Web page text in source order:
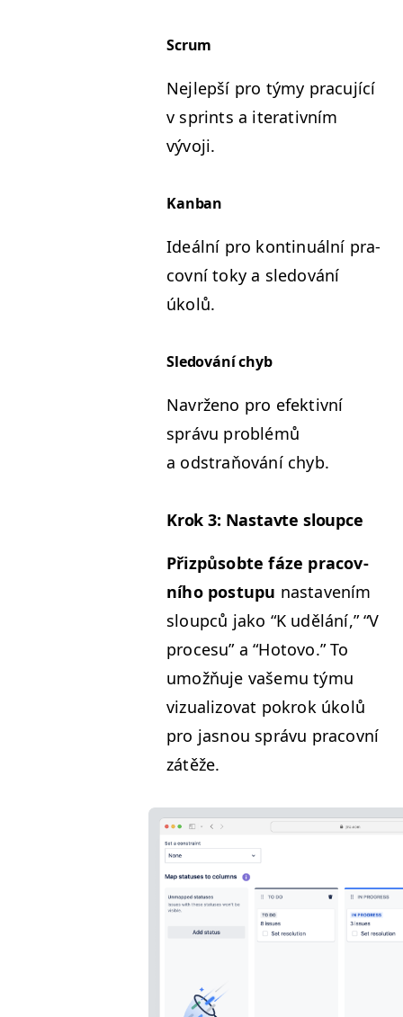
Scrum
Nejlepší pro týmy pracu­jící
v sprints a iter­a­tivním
vývoji.
Kan­ban
Ideál­ní pro kon­tin­uál­ní pra­
cov­ní toky a sle­dování
úkolů.
Sle­dování chyb
Navrženo pro efek­tivní
správu prob­lémů
a odstraňování chyb.
Krok 3: Nas­tavte sloupce
Přizpů­sobte fáze pra­cov­
ního pos­tupu nas­tavením
sloupců jako “K udělání,”“V
pro­ce­su” a“Hoto­vo.” To
umožňu­je vaše­mu týmu
vizual­i­zo­vat pokrok úkolů
pro jas­nou správu pra­cov­ní
zátěže.